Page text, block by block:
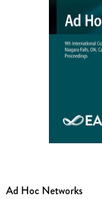
Ad Hoc Networks